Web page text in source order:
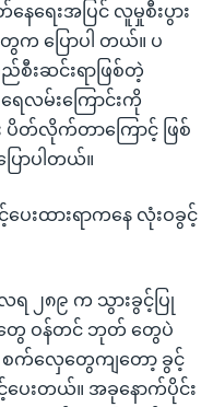
ရေးအပြင် လူမှုစီးပွား
ပြောပါ တယ်။ ပ
ဆင်းရာဖြစ်တဲ့
ေလမ်းကြောင်းကို
တ်လိုက်တာကြောင့် ဖြစ်
ာပါတယ်။
းထားရာကနေ လုံးဝခွင့်
၂၈၉ က သွားခွင့်ပြု
ဝန်တင် ဘုတ် တွေပဲ
က်လှေတွေကျတော့ ခွင့်
ပေးတယ်။ အခုနောက်ပိုင်း